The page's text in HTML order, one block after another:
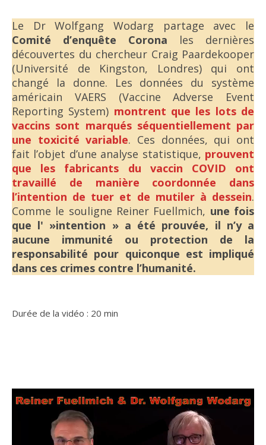
Le Dr Wolfgang Wodarg partage avec le
Comité d’enquête Corona les dernières
découvertes du chercheur Craig Paardekooper
(Université de Kingston, Londres) qui ont
changé la donne. Les données du système
américain VAERS (Vaccine Adverse Event
Reporting System) montrent que les lots de
vaccins sont marqués séquentiellement par
une toxicité variable. Ces données, qui ont
fait l’objet d’une analyse statistique, prouvent
que les fabricants du vaccin COVID ont
travaillé de manière coordonnée dans
l’intention de tuer et de mutiler à dessein.
Comme le souligne Reiner Fuellmich, une fois
que l' »intention » a été prouvée, il n’y a
aucune immunité ou protection de la
responsabilité pour quiconque est impliqué
dans ces crimes contre l’humanité.
Durée de la vidéo : 20 min